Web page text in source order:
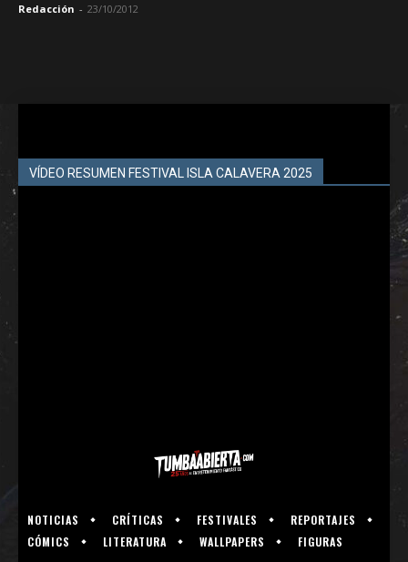
Redacción - 23/10/2012
VÍDEO RESUMEN FESTIVAL ISLA CALAVERA 2025
NOTICIAS CRÍTICAS FESTIVALES
REPORTAJES
CÓMICS
LITERATURA WALLPAPERS FIGURAS